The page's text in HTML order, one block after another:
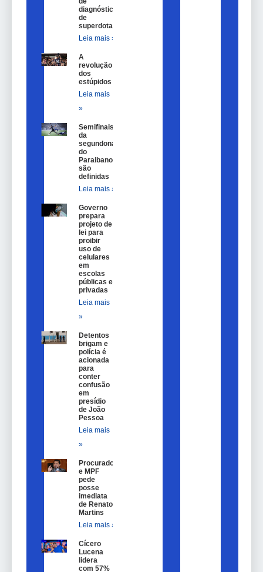
diagnóstico
de
superdotação
Leia mais »
A
revolução
dos
estúpidos
Leia mais
»
Semifinais
da
segundona
do
Paraibano
são
definidas
Leia mais »
Governo
prepara
projeto de
lei para
proibir
uso de
celulares
em
escolas
públicas e
privadas
Leia mais
»
Detentos
brigam e
polícia é
acionada
para
conter
confusão
em
presídio
de João
Pessoa
Leia mais
»
Procurador
e MPF
pede
posse
imediata
de Renato
Martins
Leia mais »
Cícero
Lucena
lidera
com 57%